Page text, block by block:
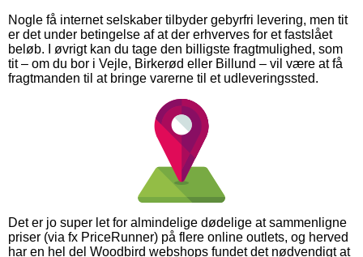
Nogle få internet selskaber tilbyder gebyrfri levering, men tit
er det under betingelse af at der erhverves for et fastslået
beløb. I øvrigt kan du tage den billigste fragtmulighed, som
tit – om du bor i Vejle, Birkerød eller Billund – vil være at få
fragtmanden til at bringe varerne til et udleveringssted.
Det er jo super let for almindelige dødelige at sammenligne
priser (via fx PriceRunner) på flere online outlets, og herved
har en hel del Woodbird webshops fundet det nødvendigt at